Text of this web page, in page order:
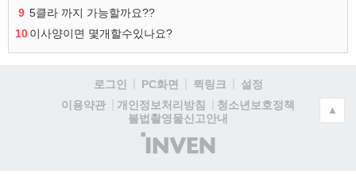
9 5클라 까지 가능할까요??
10이사양이면 몇개할수있나요?
로그인 PC화면 퀵링크
설정
이용약관
개인정보처리방침
청소년보호정책
불법촬영물신고안내
(주)
인
▲